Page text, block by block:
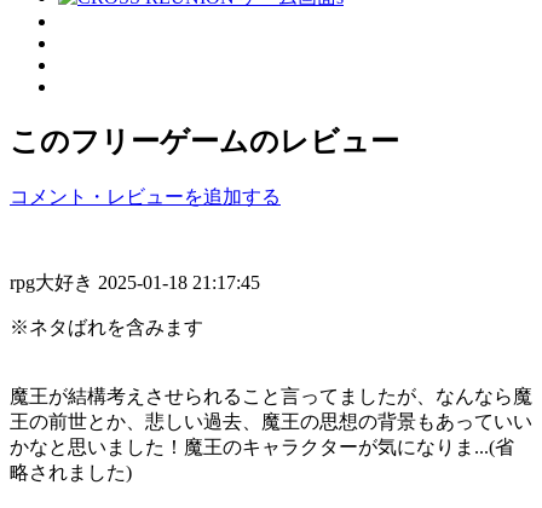
このフリーゲームのレビュー
コメント・レビューを追加する
rpg大好き 2025-01-18 21:17:45
※ネタばれを含みます
魔王が結構考えさせられること言ってましたが、なんなら魔
王の前世とか、悲しい過去、魔王の思想の背景もあっていい
かなと思いました！魔王のキャラクターが気になりま...(省
略されました)